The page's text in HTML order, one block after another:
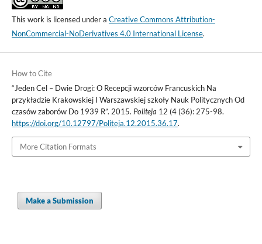
This work is licensed under a Creative Commons Attribution-
NonCommercial-NoDerivatives 4.0 International License.
How to Cite
“Jeden Cel – Dwie Drogi: O Recepcji wzorców Francuskich Na
przykładzie Krakowskiej I Warszawskiej szkoły Nauk Politycznych Od
czasów zaborów Do 1939 R”. 2015. Politeja 12 (4 (36): 275-98.
https://doi.org/10.12797/Politeja.12.2015.36.17.
More Citation Formats
Make a Submission